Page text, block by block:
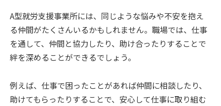
A型就労支援事業所には、同じような悩みや不安を抱え
る仲間がたくさんいるかもしれません。職場では、仕事
を通して、仲間と協力したり、助け合ったりすることで
絆を深めることができるでしょう。
例えば、仕事で困ったことがあれば仲間に相談したり、
助けてもらったりすることで、安心して仕事に取り組む